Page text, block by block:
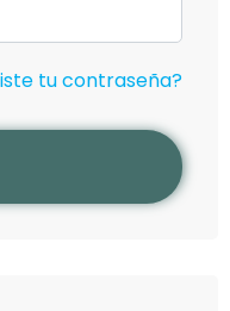
tu contraseña?